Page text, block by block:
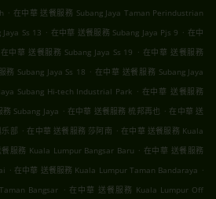
. 在中華 送餐服務 Subang Jaya Taman Perindustrian
Ss 13 . 在中華 送餐服務 Subang Jaya Pjs 9 . 在中
在中華 送餐服務 Subang Jaya Ss 19 . 在中華 送餐服務
務 Subang Jaya Ss 18 . 在中華 送餐服務 Subang Jaya
Subang Hi-tech Industrial Park . 在中華 送餐服務
Subang Jaya . 在中華 送餐服務 梳邦再也 . 在中華 送
部 . 在中華 送餐服務 莎阿南 . 在中華 送餐服務 Kuala
餐服務 Kuala Lumpur Bangsar Baru . 在中華 送餐服務
. 在中華 送餐服務 Kuala Lumpur Taman Bandaraya .
Bangsar . 在中華 送餐服務 Kuala Lumpur Off